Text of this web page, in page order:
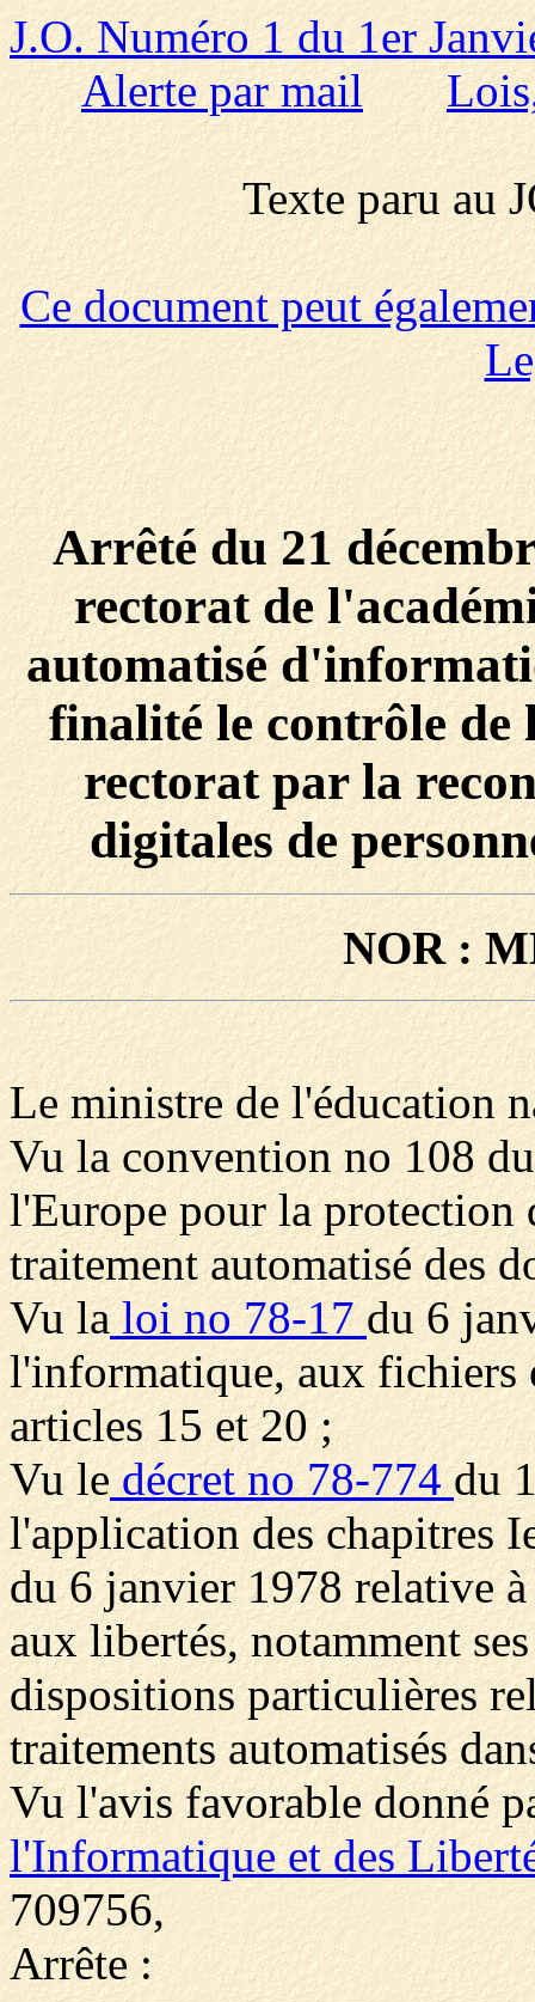
J.O. Numéro 1 du 1er
Alerte par mail
Texte paru au
Ce document peut
Arrêté du 21
rectorat de
automatisé
finalité le contrôle de
rectorat par la
digitales de
NOR :
Le ministre de l'éducation
Vu la convention no 108
l'Europe pour la protection
traitement automatisé des
Vu laloi no 78-17du 6
l'informatique, aux fichiers
articles 15 et 20 ;
Vu ledécret no 78-774du
l'application des chapitres
du 6 janvier 1978 relative
aux libertés, notamment
dispositions particulières
traitements automatisés
Vu l'avis favorable donné
l'Informatique et des
709756,
Arrête :